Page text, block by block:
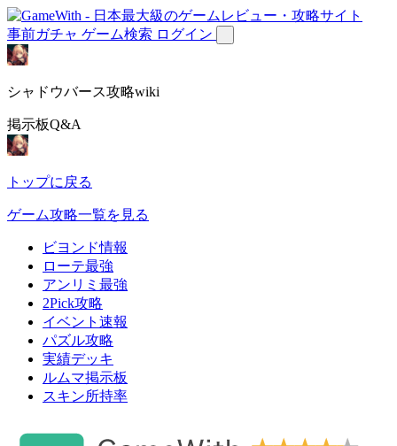
事前ガチャ ゲーム検索 ログイン
シャドウバース攻略wiki
掲示板Q&A
トップに戻る
ゲーム攻略一覧を見る
ビヨンド情報
ローテ最強
アンリミ最強
2Pick攻略
イベント速報
パズル攻略
実績デッキ
ルムマ掲示板
スキン所持率